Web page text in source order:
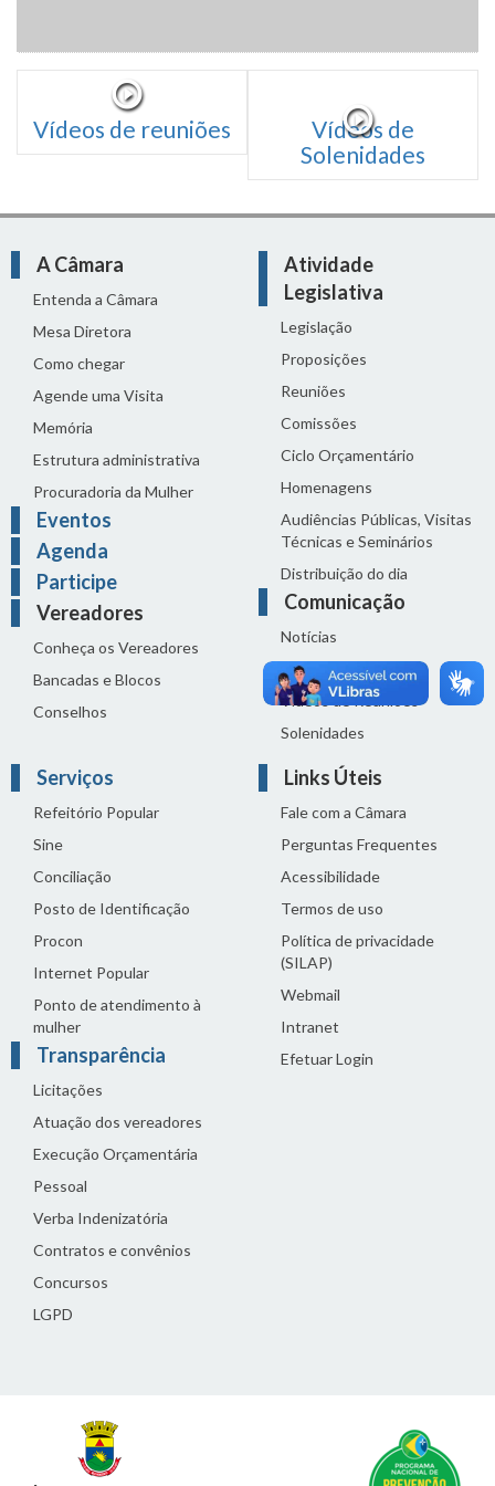
Vídeos de reuniões
Vídeos de
Solenidades
A Câmara
Entenda a Câmara
Mesa Diretora
Como chegar
Agende uma Visita
Memória
Estrutura administrativa
Procuradoria da Mulher
Eventos
Agenda
Participe
Vereadores
Conheça os Vereadores
Bancadas e Blocos
Conselhos
Atividade
Legislativa
Legislação
Proposições
Reuniões
Comissões
Ciclo Orçamentário
Homenagens
Audiências Públicas, Visitas
Técnicas e Seminários
Distribuição do dia
Comunicação
Notícias
Sala de Imprensa
Vídeos de Reuniões
Solenidades
Serviços
Refeitório Popular
Sine
Conciliação
Posto de Identificação
Procon
Internet Popular
Ponto de atendimento à
mulher
Transparência
Licitações
Atuação dos vereadores
Execução Orçamentária
Pessoal
Verba Indenizatória
Contratos e convênios
Concursos
LGPD
Links Úteis
Fale com a Câmara
Perguntas Frequentes
Acessibilidade
Termos de uso
Política de privacidade
(SILAP)
Webmail
Intranet
Efetuar Login